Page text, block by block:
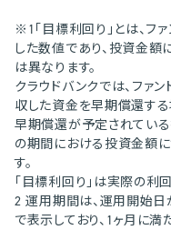
※1「目標利回り」とは、
した数値であり、投資金
は異なります。
クラウドバンクでは、ファ
収した資金を早期償還す
早期償還が予定されてい
の期間における投資金額に
す。
「目標利回り」は実際の利
2 運用期間は、運用開始
で表示しており、1ヶ月に